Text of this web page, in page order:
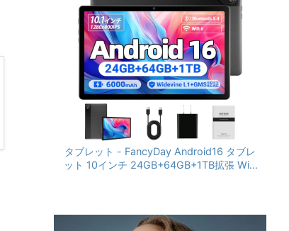
タブレット - FancyDay Android16 タブレ
ット 10インチ 24GB+64GB+1TB拡張 WiFi
RGBライト 児童守護 IPS画面 日本語説明書